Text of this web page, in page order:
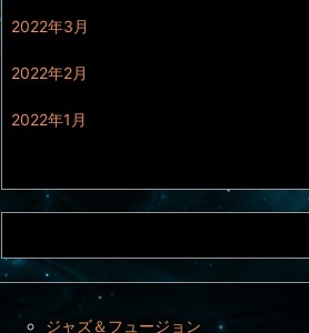
2022年3月
2022年2月
2022年1月
ジャズ＆フュージョン